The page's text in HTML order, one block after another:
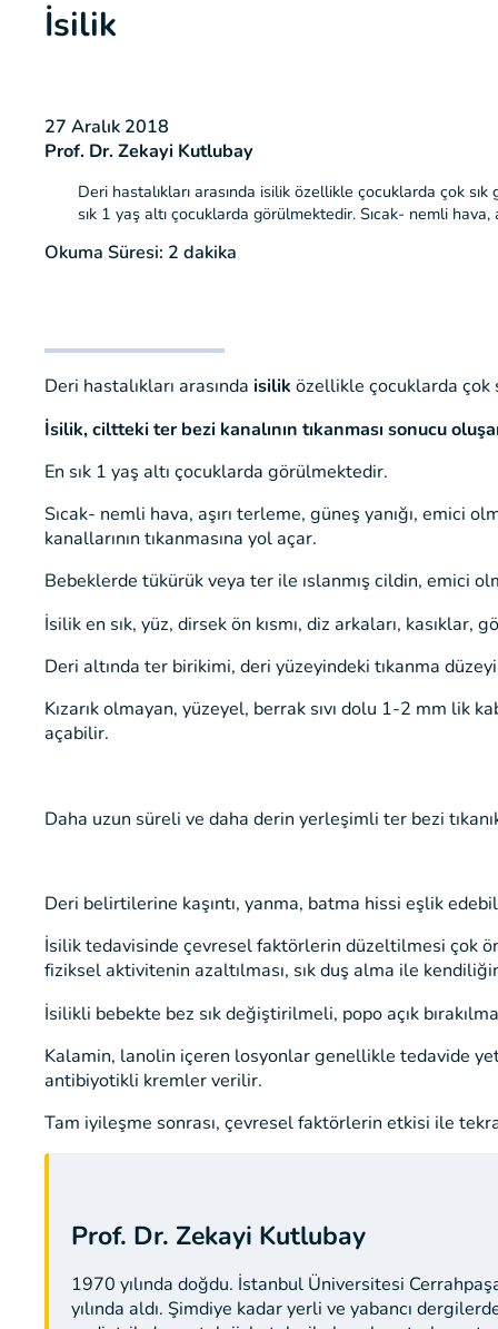
İsilik
27 Aralık 2018
Prof. Dr. Zekayi Kutlubay
Deri hastalıkları arasında isilik özellikle çocuklarda çok
sık 1 yaş altı çocuklarda görülmektedir. Sıcak- nemli
Okuma Süresi: 2 dakika
Deri hastalıkları arasında isilik özellikle çocuklarda çok
İsilik, ciltteki ter bezi kanalının tıkanması sonucu
En sık 1 yaş altı çocuklarda görülmektedir.
Sıcak- nemli hava, aşırı terleme, güneş yanığı, emici
kanallarının tıkanmasına yol açar.
Bebeklerde tükürük veya ter ile ıslanmış cildin, emici
İsilik en sık, yüz, dirsek ön kısmı, diz arkaları,
Deri altında ter birikimi, deri yüzeyindeki tıkanma
Kızarık olmayan, yüzeyel, berrak sıvı dolu 1-2 mm lik
açabilir.
Daha uzun süreli ve daha derin yerleşimli ter bezi
Deri belirtilerine kaşıntı, yanma, batma hissi eşlik
İsilik tedavisinde çevresel faktörlerin düzeltilmesi çok
fiziksel aktivitenin azaltılması, sık duş alma ile
İsilikli bebekte bez sık değiştirilmeli, popo açık
Kalamin, lanolin içeren losyonlar genellikle tedavide
antibiyotikli kremler verilir.
Tam iyileşme sonrası, çevresel faktörlerin etkisi ile
Prof. Dr. Zekayi Kutlubay
1970 yılında doğdu. İstanbul Üniversitesi
yılında aldı. Şimdiye kadar yerli ve yabancı